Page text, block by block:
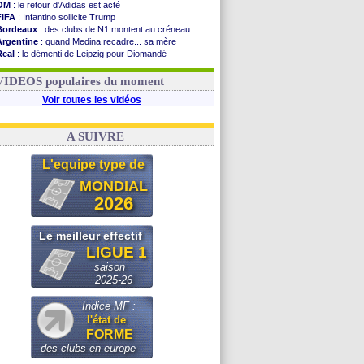
: le retour d'Adidas est acté
: Infantino sollicite Trump
: des clubs de N1 montent au créneau
: quand Medina recadre... sa mère
: le démenti de Leipzig pour Diomandé
: Paixão attire un 2e club anglais
populaires du moment
Voir toutes les vidéos
A SUIVRE
L'equipe type de
MONDIAL
2026
Le meilleur effectif
LIGUE 1
saison
2025-26
Indice MF :
l'état de
FORME
des clubs en europe